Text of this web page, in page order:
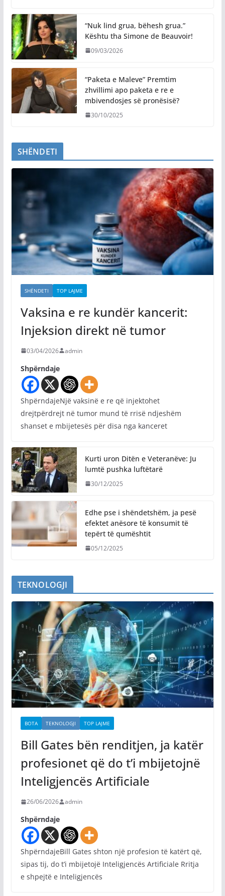
“Nuk lind grua, bëhesh grua.”
Kështu tha Simone de Beauvoir!
09/03/2026
“Paketa e Maleve” Premtim
zhvillimi apo paketa e re e
mbivendosjes së pronësisë?
30/10/2025
SHËNDETI
SHËNDETI TOP LAJME
Vaksina e re kundër kancerit:
Injeksion direkt në tumor
03/04/2026 admin
Shpërndaje
ShpërndajeNjë vaksinë e re që injektohet
drejtpërdrejt në tumor mund të rrisë ndjeshëm
shanset e mbijetesës për disa nga kanceret
Kurti uron Ditën e Veteranëve: Ju
lumtë pushka luftëtarë
30/12/2025
Edhe pse i shëndetshëm, ja pesë
efektet anësore të konsumit të
tepërt të qumështit
05/12/2025
TEKNOLOGJI
BOTA TEKNOLOGJI TOP LAJME
Bill Gates bën renditjen, ja katër
profesionet që do t’i mbijetojnë
Inteligjencës Artificiale
26/06/2026 admin
Shpërndaje
ShpërndajeBill Gates shton një profesion të katërt që,
sipas tij, do t’i mbijetojë Inteligjencës Artificiale Rritja
e shpejtë e Inteligjencës